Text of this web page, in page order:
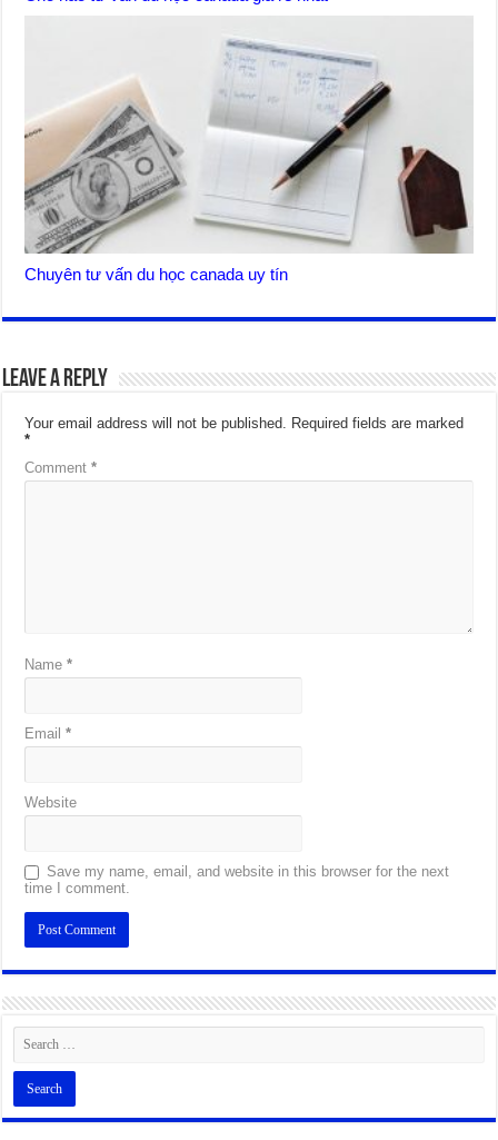
Chuyên tư vấn du học canada uy tín
Leave a Reply
Your email address will not be published. Required fields are marked
*
Comment*
Name*
Email*
Website
Save my name, email, and website in this browser for the next
time I comment.
Alternative: